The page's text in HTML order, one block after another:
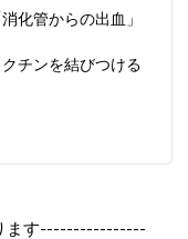
化管からの出血」
チンを結びつける
ます----------------